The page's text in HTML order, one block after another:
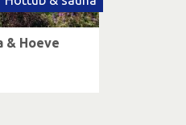
& Hoeve